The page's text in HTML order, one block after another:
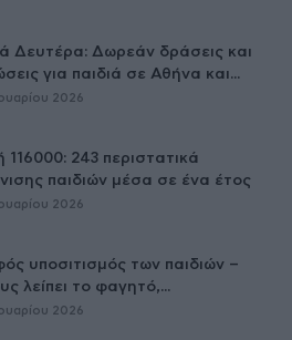
Δευτέρα: Δωρεάν δράσεις και
για παιδιά σε Αθήνα και...
2026
116000: 243 περιστατικά
παιδιών μέσα σε ένα έτος
2026
υποσιτισμός των παιδιών –
λείπει το φαγητό,...
2026